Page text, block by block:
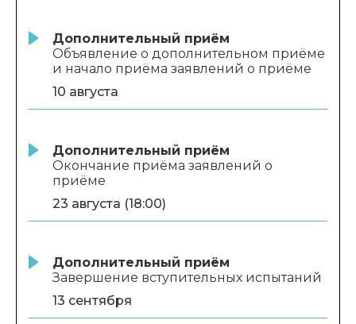
Дополнительный приём
Объявление о дополнительном приёме
и начало приёма заявлений о приёме
10 августа
Дополнительный приём
Окончание приёма заявлений о
приёме
23 августа (18:00)
Дополнительный приём
Завершение вступительных испытаний
13 сентября